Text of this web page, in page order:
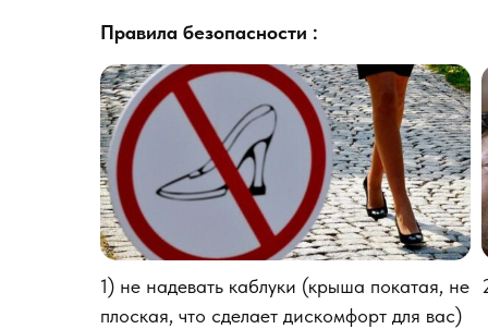
Правила безопасности :
1) не надевать каблуки (крыша покатая, не
плоская, что сделает дискомфорт для вас)